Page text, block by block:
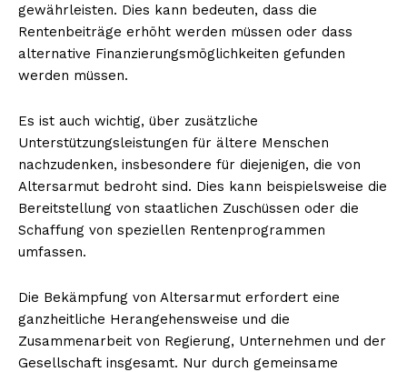
gewährleisten. Dies kann bedeuten, dass die
Rentenbeiträge erhöht werden müssen oder dass
alternative Finanzierungsmöglichkeiten gefunden
werden müssen.
Es ist auch wichtig, über zusätzliche
Unterstützungsleistungen für ältere Menschen
nachzudenken, insbesondere für diejenigen, die von
Altersarmut bedroht sind. Dies kann beispielsweise die
Bereitstellung von staatlichen Zuschüssen oder die
Schaffung von speziellen Rentenprogrammen
umfassen.
Die Bekämpfung von Altersarmut erfordert eine
ganzheitliche Herangehensweise und die
Zusammenarbeit von Regierung, Unternehmen und der
Gesellschaft insgesamt. Nur durch gemeinsame